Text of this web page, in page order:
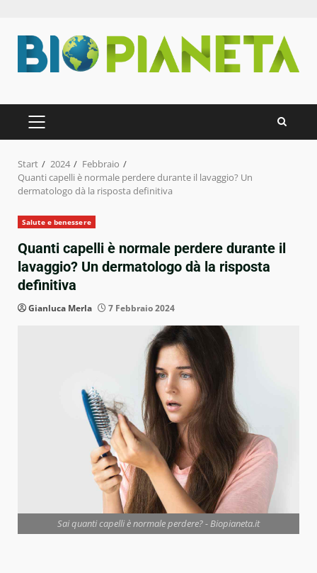
Inhalt
springen
PRIMÄRES
MENÜ
Start 2024
Febbraio
Quanti capelli è normale perdere durante il lavaggio? Un
dermatologo dà la risposta definitiva
Salute e benessere
Quanti capelli è normale perdere durante il
lavaggio? Un dermatologo dà la risposta
definitiva
Gianluca Merla 7 Febbraio 2024
Sai quanti capelli è normale perdere? - Biopianeta.it